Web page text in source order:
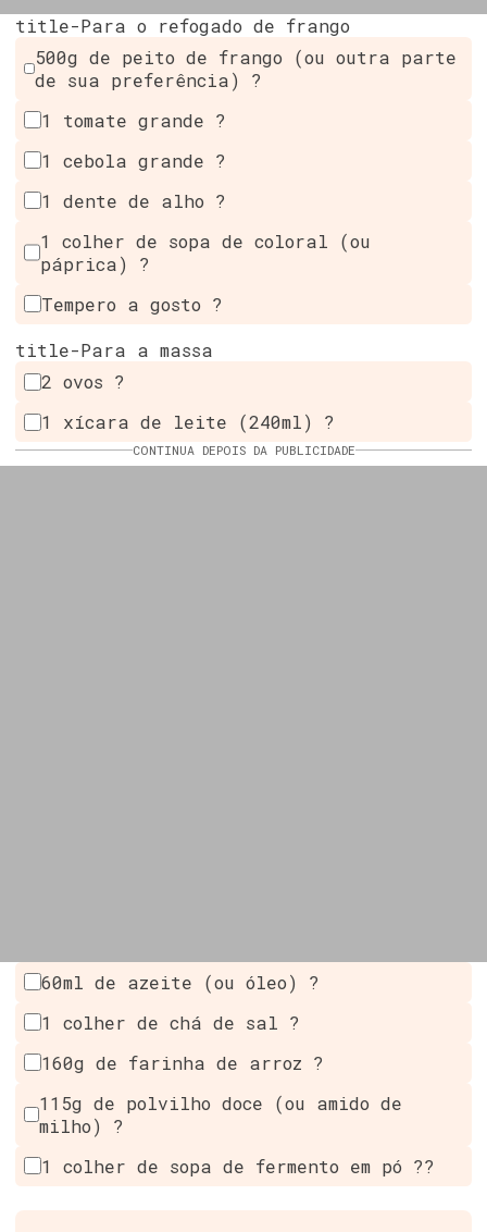
title-Para o refogado de frango
500g de peito de frango (ou outra parte
de sua preferência) ?
1 tomate grande ?
1 cebola grande ?
1 dente de alho ?
1 colher de sopa de coloral (ou
páprica) ?️
Tempero a gosto ?
title-Para a massa
2 ovos ?
1 xícara de leite (240ml) ?
CONTINUA DEPOIS DA PUBLICIDADE
60ml de azeite (ou óleo) ?
1 colher de chá de sal ?
160g de farinha de arroz ?
115g de polvilho doce (ou amido de
milho) ?
1 colher de sopa de fermento em pó ??